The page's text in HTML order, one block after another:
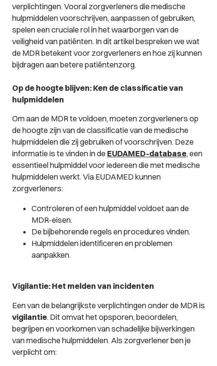
verplichtingen. Vooral zorgverleners die medische
hulpmiddelen voorschrijven, aanpassen of gebruiken,
spelen een cruciale rol in het waarborgen van de
veiligheid van patiënten. In dit artikel bespreken we wat
de MDR betekent voor zorgverleners en hoe zij kunnen
bijdragen aan betere patiëntenzorg.
Op de hoogte blijven: Ken de classificatie van
hulpmiddelen
Om aan de MDR te voldoen, moeten zorgverleners op
de hoogte zijn van de classificatie van de medische
hulpmiddelen die zij gebruiken of voorschrijven. Deze
informatie is te vinden in de EUDAMED-database, een
essentieel hulpmiddel voor iedereen die met medische
hulpmiddelen werkt. Via EUDAMED kunnen
zorgverleners:
Controleren of een hulpmiddel voldoet aan de
MDR-eisen.
De bijbehorende regels en procedures vinden.
Hulpmiddelen identificeren en problemen
aanpakken.
Vigilantie: Het melden van incidenten
Een van de belangrijkste verplichtingen onder de MDR is
vigilantie. Dit omvat het opsporen, beoordelen,
begrijpen en voorkomen van schadelijke bijwerkingen
van medische hulpmiddelen. Als zorgverlener ben je
verplicht om: